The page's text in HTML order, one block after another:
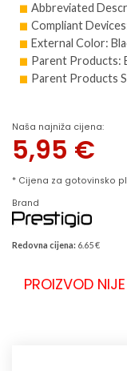
Abbreviated
Compliant
External Color:
Parent Products:
Parent Products
Naša najniža cijena:
5,95 €
* Cijena za gotovinsko
Brand
Redovna cijena: 6.65 €
PROIZVOD